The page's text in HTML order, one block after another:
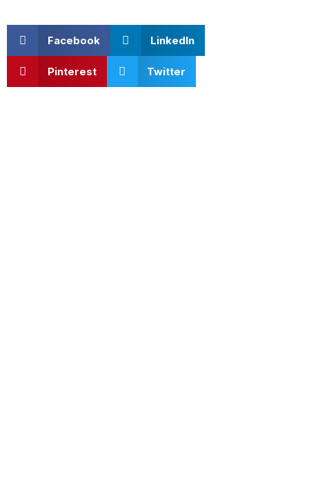
Facebook LinkedIn
Pinterest Twitter